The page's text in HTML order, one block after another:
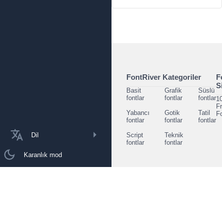
Dil
Karanlık mod
FontRiver Kategoriler
Basit
fontlar
Grafik
fontlar
Süslü
fontlar
Yabancı
fontlar
Gotik
fontlar
Tatil
fontlar
Script
fontlar
Teknik
fontlar